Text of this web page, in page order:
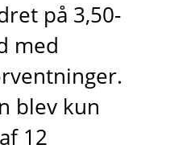
på 3,50-
med
blev kun
12